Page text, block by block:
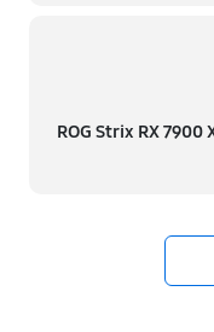
ROG Strix RX 7900